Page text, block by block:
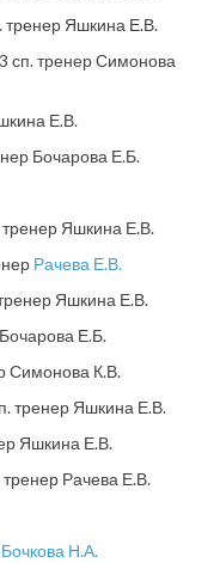
тренер Яшкина Е.В.
сп. тренер Симонова
Е.В.
Бочарова Е.Б.
тренер Яшкина Е.В.
Рачева Е.В.
Яшкина Е.В.
Е.Б.
Симонова К.В.
тренер Яшкина Е.В.
Яшкина Е.В.
Рачева Е.В.
Бочкова Н.А.